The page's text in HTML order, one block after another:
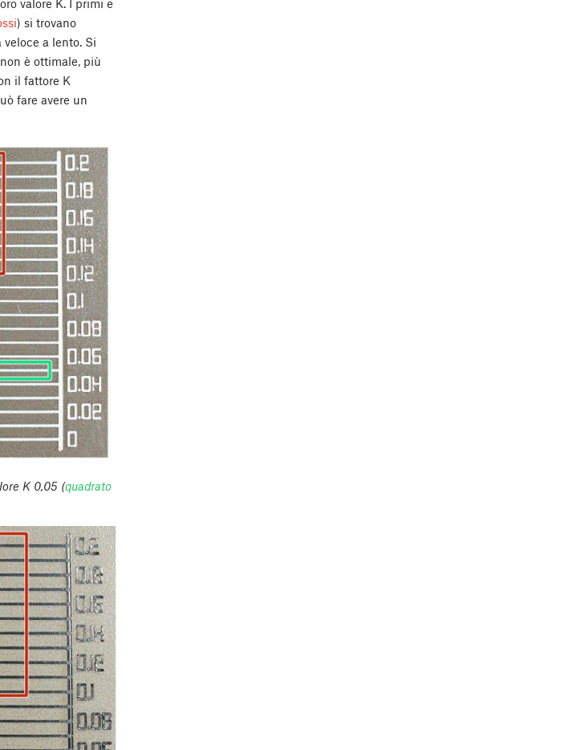
valore K. I primi e
) si trovano
a lento. Si
è ottimale, più
il fattore K
fare avere un
K 0,05 (quadrato